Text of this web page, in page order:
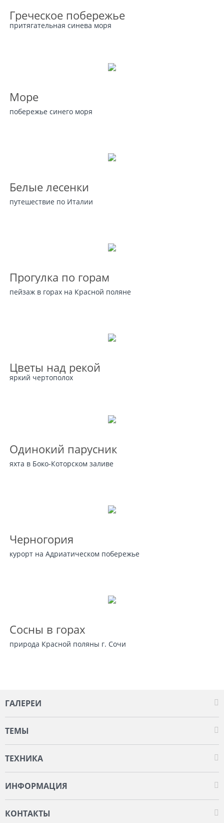
Греческое побережье
притягательная синева моря
Море
побережье синего моря
Белые лесенки
путешествие по Италии
Прогулка по горам
пейзаж в горах на Красной поляне
Цветы над рекой
яркий чертополох
Одинокий парусник
яхта в Боко-Которском заливе
Черногория
курорт на Адриатическом побережье
Сосны в горах
природа Красной поляны г. Сочи
ГАЛЕРЕИ
ТЕМЫ
ТЕХНИКА
ИНФОРМАЦИЯ
КОНТАКТЫ